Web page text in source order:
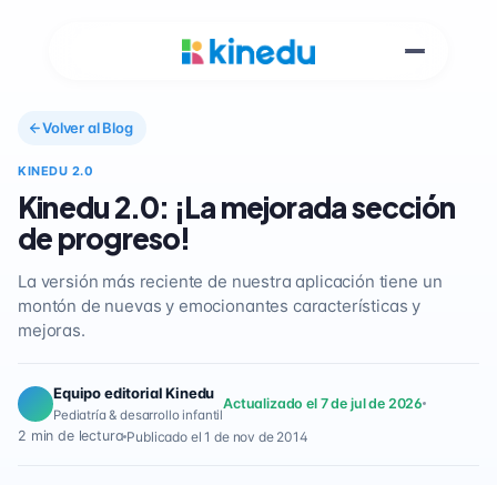
Volver al Blog
KINEDU 2.0
Kinedu 2.0: ¡La mejorada sección
de progreso!
La versión más reciente de nuestra aplicación tiene un
montón de nuevas y emocionantes características y
mejoras.
Equipo editorial Kinedu
Pediatría & desarrollo infantil
Actualizado el 7 de jul de 2026
2 min de lectura Publicado el 1 de nov de 2014